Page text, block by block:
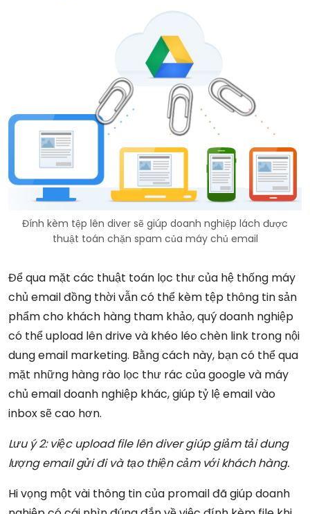
Đính kèm tệp lên diver sẽ giúp doanh nghiệp lách được
thuật toán chặn spam của máy chủ email
Để qua mặt các thuật toán lọc thư của hệ thống máy
chủ email đồng thời vẫn có thể kèm tệp thông tin sản
phẩm cho khách hàng tham khảo, quý doanh nghiệp
có thể upload lên drive và khéo léo chèn link trong nội
dung email marketing. Bằng cách này, bạn có thể qua
mặt những hàng rào lọc thư rác của google và máy
chủ email doanh nghiệp khác, giúp tỷ lệ email vào
inbox sẽ cao hơn.
Lưu ý 2: việc upload file lên diver giúp giảm tải dung
lượng email gửi đi và tạo thiện cảm với khách hàng.
Hi vọng một vài thông tin của promail đã giúp doanh